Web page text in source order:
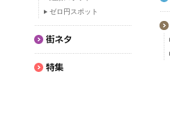
ゼロ円スポット